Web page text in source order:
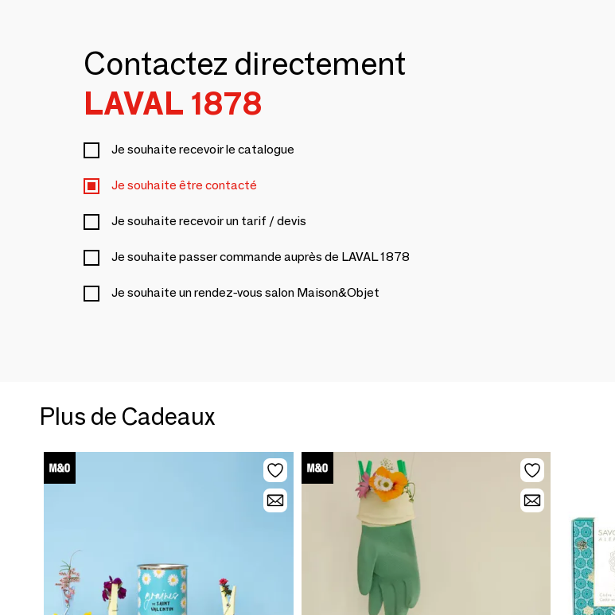
Contactez directement
LAVAL 1878
Je souhaite recevoir le catalogue
Je souhaite être contacté
Je souhaite recevoir un tarif / devis
Je souhaite passer commande auprès de LAVAL 1878
Je souhaite un rendez-vous salon Maison&Objet
Plus de Cadeaux